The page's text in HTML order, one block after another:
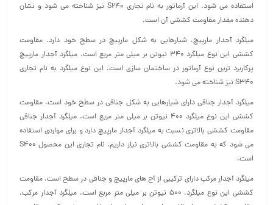
استفاده می‌ شود. این آرماتور به نام تجاری S240 نیز شناخته می شود و نشان
دهنده مقدار مقاومت کششی آن است.
میلگرد آجدار مارپیچ، شیارهایی به شکل مارپیچ در سطح خود دارد. مقاومت
کششی این نوع میلگرد 340 نیوتن بر میلی‌ متر مربع است. میلگرد آجدار مارپیچ
پرکاربرد ترین نوع آرماتور در ساختمان‌ سازی است. این نوع میلگرد به نام تجاری
S340 نیز شناخته می شود.
میلگرد آجدار جناقی دارای شیارهایی به شکل جناقی در سطح خود است. مقاومت
کششی این نوع میلگرد 400 نیوتن بر میلی‌ متر مربع است. میلگرد آجدار جناقی
مقاومت کششی بالاتری نسبت به میلگرد آجدار مارپیچ دارد و برای مواردی استفاده
می‌ شود که به مقاومت کششی بالاتری نیاز داریم. نام تجاری این محصول S400
است.
میلگرد آجدار مرکب دارای ترکیبی از آج‌ های مارپیچ و جناقی در سطح است. مقاومت
کششی این نوع میلگرد، 500 نیوتن بر میلی‌ متر مربع است. میلگرد آجدار مرکب،